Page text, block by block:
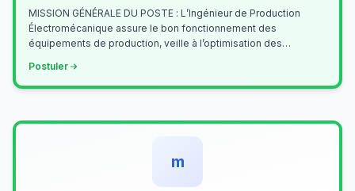
MISSION GÉNÉRALE DU POSTE : L’Ingénieur de Production
Électromécanique assure le bon fonctionnement des
équipements de production, veille à l’optimisation des
Postuler
m